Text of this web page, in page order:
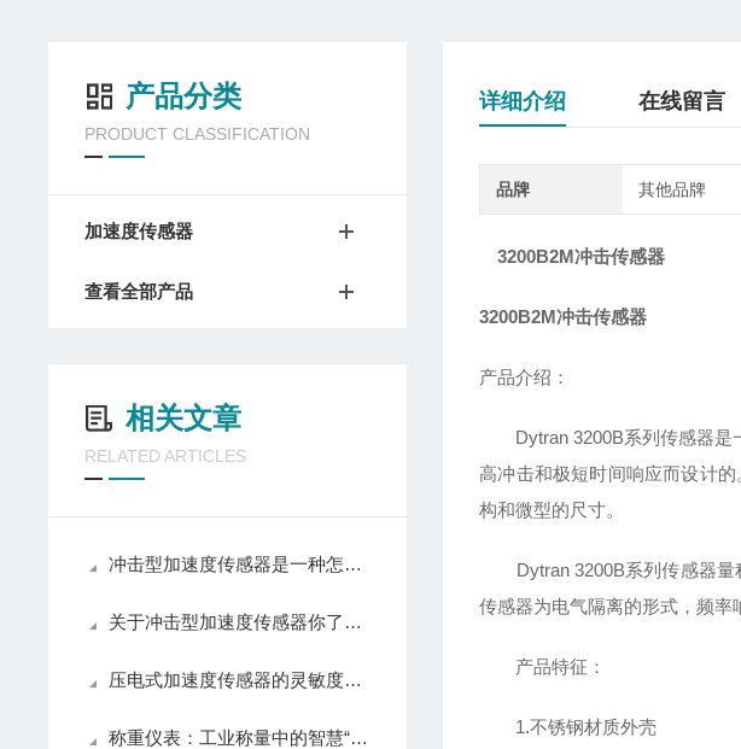
详细介绍 在线留言
品牌 其他品牌
3200B2M冲击传感器
3200B2M冲击传感器
产品介绍：
Dytran 3200B系列传感器是
高冲击和极短时间响应而设计
构和微型的尺寸。
Dytran 3200B系列传感器量
传感器为电气隔离的形式，频率
产品特征：
1.不锈钢材质外壳
产品分类
PRODUCT CLASSIFICATION
加速度传感器
查看全部产品
相关文章
RELATED ARTICLES
冲击型加速度传感器是一种怎样的振动测量设备呢
关于冲击型加速度传感器你了解多少
压电式加速度传感器的灵敏度受哪些因素影响
称重仪表：工业称量中的智慧“大脑”